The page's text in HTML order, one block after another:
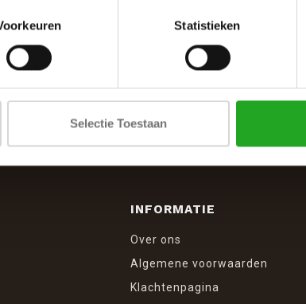
Statistieken
Selectie Toestaan
JE IN VOOR DE NIEUWSBRIEF
INFORMATIE
Over ons
Algemene voorwaarden
Klachtenpagina